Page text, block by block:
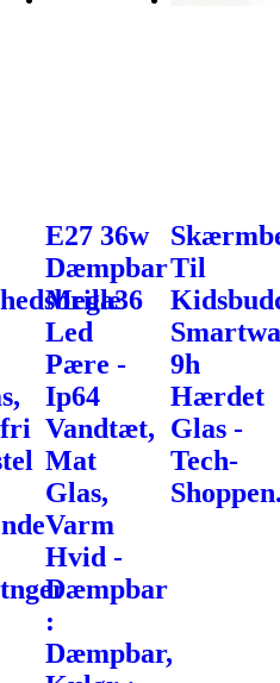
E27 36w
Dæmpbar
Mega36
Led
Pære -
Ip64
Vandtæt,
Mat
Glas,
Varm
Hvid -
Dæmpbar
:
Dæmpbar,
Til
9h
Hærdet
Glas -
Tech-